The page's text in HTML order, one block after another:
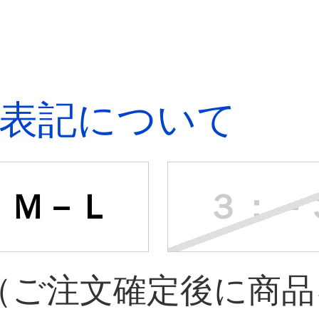
記について
－Ｌ ３：－
ご注文確定後に商